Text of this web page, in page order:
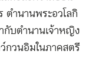
ตำนานพระอวโลกิ
กับตำนานเจ้าหญิง
กวนอิมในภาคสตรี